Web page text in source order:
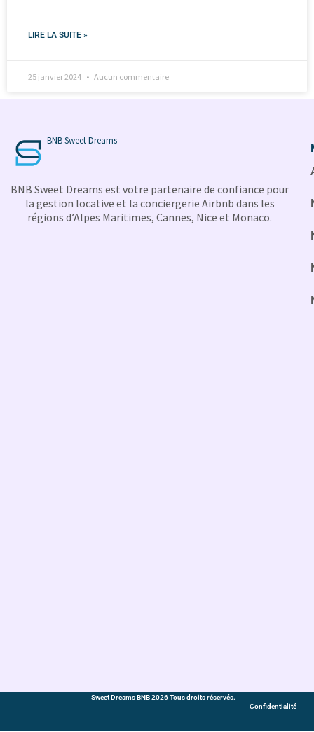
LIRE LA SUITE »
25 janvier 2024 Aucun commentaire
BNB Sweet Dreams
BNB Sweet Dreams est votre partenaire de confiance pour
la gestion locative et la conciergerie Airbnb dans les
régions d’Alpes Maritimes, Cannes, Nice et Monaco.
Confidentialité
Sweet Dreams BNB 2026 Tous droits réservés.